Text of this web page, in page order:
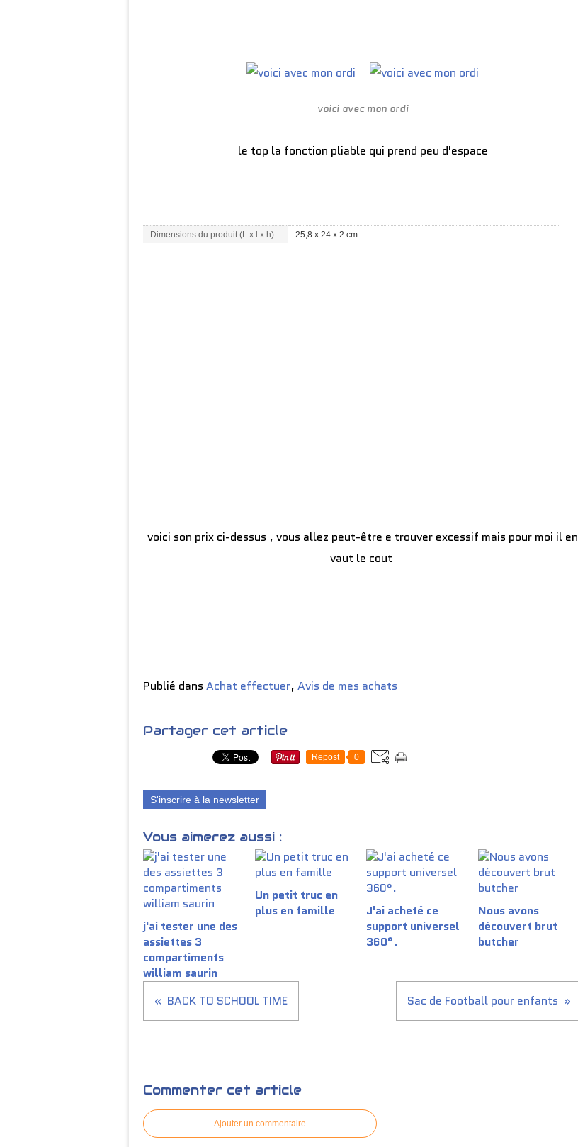
voici avec mon ordi
le top la fonction pliable qui prend peu d'espace
Dimensions du produit (L x l x h) 25,8 x 24 x 2 cm
voici son prix ci-dessus , vous allez peut-être e trouver excessif mais pour moi il en
vaut le cout
Publié dans Achat effectuer, Avis de mes achats
Partager cet article
Repost 0
S'inscrire à la newsletter
Vous aimerez aussi :
j'ai tester une des
assiettes 3
compartiments
william saurin
Un petit truc en
plus en famille
J'ai acheté ce
support universel
360°.
Nous avons
découvert brut
butcher
BACK TO SCHOOL TIME Sac de Football pour enfants
Commenter cet article
Ajouter un commentaire